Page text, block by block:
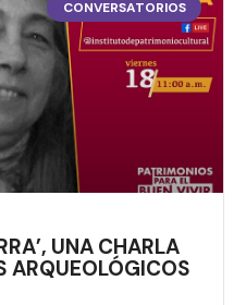
CONVERSATORIOS
UNA CHARLA
ARQUEOLÓGICOS